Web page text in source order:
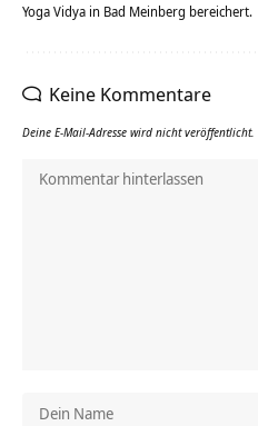
Yoga Vidya in Bad Meinberg bereichert.
Keine Kommentare
Deine E-Mail-Adresse wird nicht veröffentlicht.